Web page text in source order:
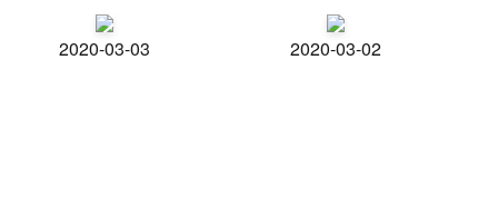
2020-03-03 2020-03-02